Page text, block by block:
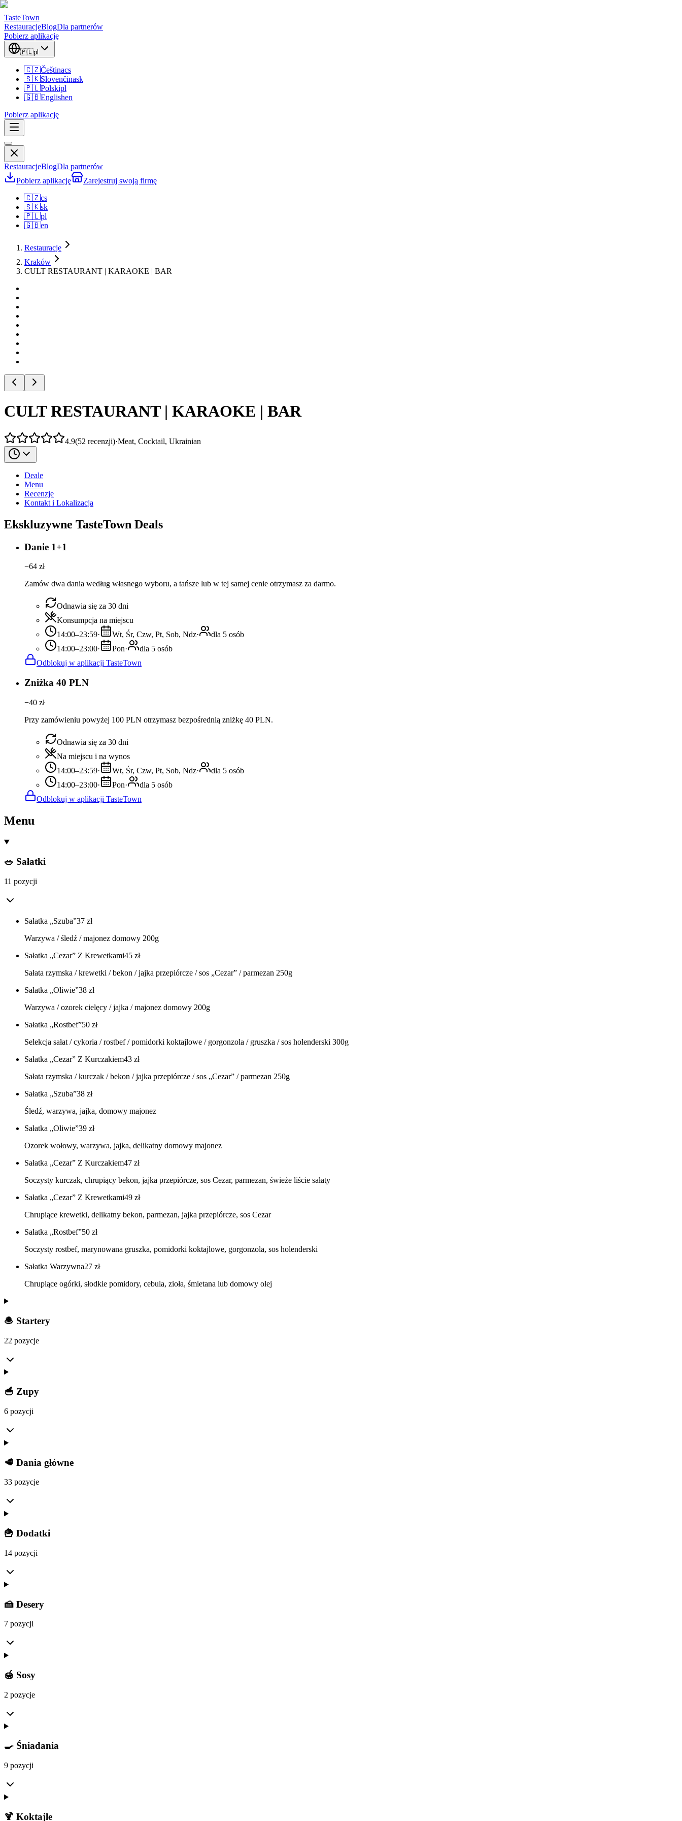
TasteTown
RestauracjeBlogDla partnerów
Pobierz aplikację
🇵🇱pl
🇨🇿Češtinacs
🇸🇰Slovenčinask
🇵🇱Polskipl
🇬🇧Englishen
Pobierz aplikację
RestauracjeBlogDla partnerów
Pobierz aplikację
Zarejestruj swoją firmę
🇨🇿cs
🇸🇰sk
🇵🇱pl
🇬🇧en
Restauracje
Kraków
CULT RESTAURANT | KARAOKE | BAR
CULT RESTAURANT | KARAOKE | BAR
4.9(52 recenzji)·Meat, Cocktail, Ukrainian
Deale
Menu
Recenzje
Kontakt i Lokalizacja
Ekskluzywne TasteTown Deals
Danie 1+1
−64 zł
Zamów dwa dania według własnego wyboru, a tańsze lub w tej samej cenie otrzymasz za darmo.
Odnawia się za 30 dni
Konsumpcja na miejscu
14:00–23:59· Wt, Śr, Czw, Pt, Sob, Ndz·
dla 5 osób
14:00–23:00· Pon·
dla 5 osób
Odblokuj w aplikacji TasteTown
Zniżka 40 PLN
−40 zł
Przy zamówieniu powyżej 100 PLN otrzymasz bezpośrednią zniżkę 40 PLN.
Odnawia się za 30 dni
Na miejscu i na wynos
14:00–23:59· Wt, Śr, Czw, Pt, Sob, Ndz·
dla 5 osób
14:00–23:00· Pon·
dla 5 osób
Odblokuj w aplikacji TasteTown
Menu
🥗 Sałatki
11 pozycji
Sałatka „Szuba”37 zł
Warzywa / śledź / majonez domowy 200g
Sałatka „Cezar” Z Krewetkami45 zł
Sałata rzymska / krewetki / bekon / jajka przepiórcze / sos „Cezar” / parmezan 250g
Sałatka „Oliwie”38 zł
Warzywa / ozorek cielęcy / jajka / majonez domowy 200g
Sałatka „Rostbef”50 zł
Selekcja sałat / cykoria / rostbef / pomidorki koktajlowe / gorgonzola / gruszka / sos holenderski 300g
Sałatka „Cezar” Z Kurczakiem43 zł
Sałata rzymska / kurczak / bekon / jajka przepiórcze / sos „Cezar” / parmezan 250g
Sałatka „Szuba”38 zł
Śledź, warzywa, jajka, domowy majonez
Sałatka „Oliwie”39 zł
Ozorek wołowy, warzywa, jajka, delikatny domowy majonez
Sałatka „Cezar” Z Kurczakiem47 zł
Soczysty kurczak, chrupiący bekon, jajka przepiórcze, sos Cezar, parmezan, świeże liście sałaty
Sałatka „Cezar” Z Krewetkami49 zł
Chrupiące krewetki, delikatny bekon, parmezan, jajka przepiórcze, sos Cezar
Sałatka „Rostbef”50 zł
Soczysty rostbef, marynowana gruszka, pomidorki koktajlowe, gorgonzola, sos holenderski
Sałatka Warzywna27 zł
Chrupiące ogórki, słodkie pomidory, cebula, zioła, śmietana lub domowy olej
🧆 Startery
22 pozycje
🥣 Zupy
6 pozycji
🥩 Dania główne
33 pozycje
🍟 Dodatki
14 pozycji
🍰 Desery
7 pozycji
🍯 Sosy
2 pozycje
🍳 Śniadania
9 pozycji
🍹 Koktajle